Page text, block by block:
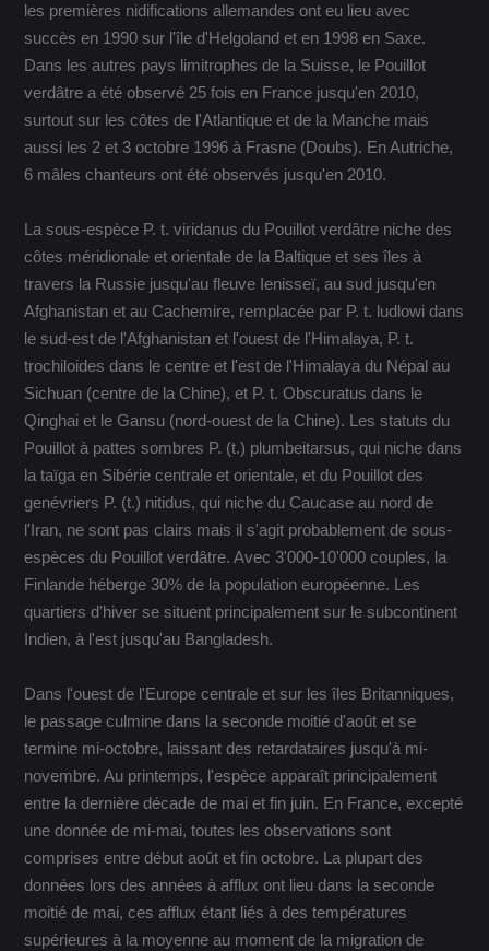
les premières nidifications allemandes ont eu lieu avec
succès en 1990 sur l'île d'Helgoland et en 1998 en Saxe.
Dans les autres pays limitrophes de la Suisse, le Pouillot
verdâtre a été observé 25 fois en France jusqu'en 2010,
surtout sur les côtes de l'Atlantique et de la Manche mais
aussi les 2 et 3 octobre 1996 à Frasne (Doubs). En Autriche,
6 mâles chanteurs ont été observés jusqu'en 2010.
La sous-espèce P. t. viridanus du Pouillot verdâtre niche des
côtes méridionale et orientale de la Baltique et ses îles à
travers la Russie jusqu'au fleuve Ienisseï, au sud jusqu'en
Afghanistan et au Cachemire, remplacée par P. t. ludlowi dans
le sud-est de l'Afghanistan et l'ouest de l'Himalaya, P. t.
trochiloides dans le centre et l'est de l'Himalaya du Népal au
Sichuan (centre de la Chine), et P. t. Obscuratus dans le
Qinghai et le Gansu (nord-ouest de la Chine). Les statuts du
Pouillot à pattes sombres P. (t.) plumbeitarsus, qui niche dans
la taïga en Sibérie centrale et orientale, et du Pouillot des
genévriers P. (t.) nitidus, qui niche du Caucase au nord de
l'Iran, ne sont pas clairs mais il s'agit probablement de sous-
espèces du Pouillot verdâtre. Avec 3'000-10'000 couples, la
Finlande héberge 30% de la population européenne. Les
quartiers d'hiver se situent principalement sur le subcontinent
Indien, à l'est jusqu'au Bangladesh.
Dans l'ouest de l'Europe centrale et sur les îles Britanniques,
le passage culmine dans la seconde moitié d'août et se
termine mi-octobre, laissant des retardataires jusqu'à mi-
novembre. Au printemps, l'espèce apparaît principalement
entre la dernière décade de mai et fin juin. En France, excepté
une donnée de mi-mai, toutes les observations sont
comprises entre début août et fin octobre. La plupart des
données lors des années à afflux ont lieu dans la seconde
moitié de mai, ces afflux étant liés à des températures
supérieures à la moyenne au moment de la migration de